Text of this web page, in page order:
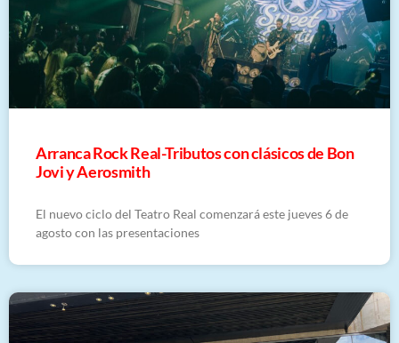
Arranca Rock Real-Tributos con clásicos de Bon
Jovi y Aerosmith
El nuevo ciclo del Teatro Real comenzará este jueves 6 de
agosto con las presentaciones